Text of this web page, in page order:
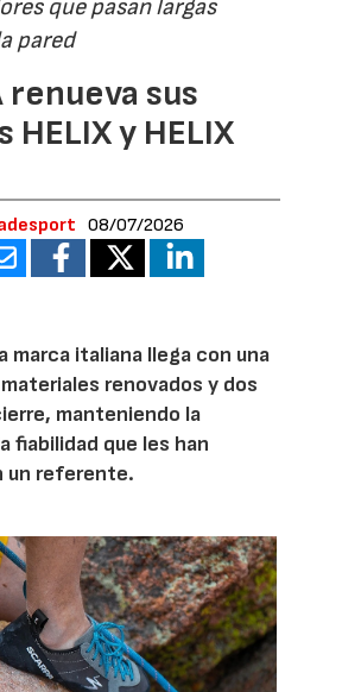
que pasan largas
pared
renueva sus
y HELIX
08/07/2026
marca italiana llega con una
renovados y dos
manteniendo la
fiabilidad que les han
un referente.